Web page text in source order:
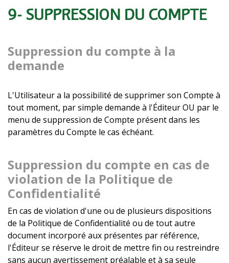
9- SUPPRESSION DU COMPTE
Suppression du compte à la
demande
L'Utilisateur a la possibilité de supprimer son Compte à
tout moment, par simple demande à l'Éditeur OU par le
menu de suppression de Compte présent dans les
paramètres du Compte le cas échéant.
Suppression du compte en cas de
violation de la Politique de
Confidentialité
En cas de violation d'une ou de plusieurs dispositions
de la Politique de Confidentialité ou de tout autre
document incorporé aux présentes par référence,
l'Éditeur se réserve le droit de mettre fin ou restreindre
sans aucun avertissement préalable et à sa seule